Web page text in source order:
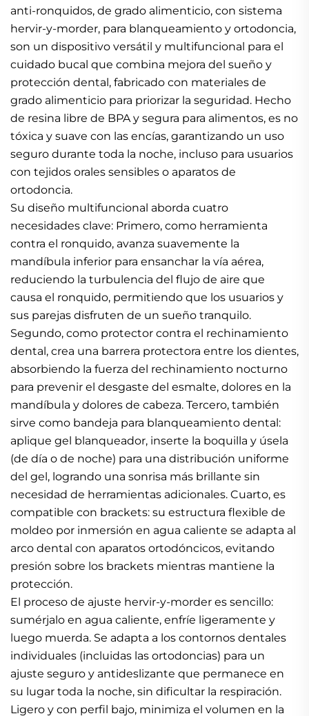
anti-ronquidos, de grado alimenticio, con sistema
hervir-y-morder, para blanqueamiento y ortodoncia,
son un dispositivo versátil y multifuncional para el
cuidado bucal que combina mejora del sueño y
protección dental, fabricado con materiales de
grado alimenticio para priorizar la seguridad. Hecho
de resina libre de BPA y segura para alimentos, es no
tóxica y suave con las encías, garantizando un uso
seguro durante toda la noche, incluso para usuarios
con tejidos orales sensibles o aparatos de
ortodoncia.
Su diseño multifuncional aborda cuatro
necesidades clave: Primero, como herramienta
contra el ronquido, avanza suavemente la
mandíbula inferior para ensanchar la vía aérea,
reduciendo la turbulencia del flujo de aire que
causa el ronquido, permitiendo que los usuarios y
sus parejas disfruten de un sueño tranquilo.
Segundo, como protector contra el rechinamiento
dental, crea una barrera protectora entre los dientes,
absorbiendo la fuerza del rechinamiento nocturno
para prevenir el desgaste del esmalte, dolores en la
mandíbula y dolores de cabeza. Tercero, también
sirve como bandeja para blanqueamiento dental:
aplique gel blanqueador, inserte la boquilla y úsela
(de día o de noche) para una distribución uniforme
del gel, logrando una sonrisa más brillante sin
necesidad de herramientas adicionales. Cuarto, es
compatible con brackets: su estructura flexible de
moldeo por inmersión en agua caliente se adapta al
arco dental con aparatos ortodóncicos, evitando
presión sobre los brackets mientras mantiene la
protección.
El proceso de ajuste hervir-y-morder es sencillo:
sumérjalo en agua caliente, enfríe ligeramente y
luego muerda. Se adapta a los contornos dentales
individuales (incluidas las ortodoncias) para un
ajuste seguro y antideslizante que permanece en
su lugar toda la noche, sin dificultar la respiración.
Ligero y con perfil bajo, minimiza el volumen en la